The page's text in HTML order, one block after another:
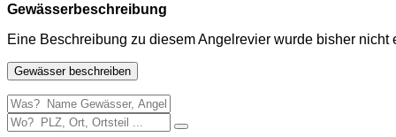
Gewässerbeschreibung
Eine Beschreibung zu diesem Angelrevier wurde bisher nicht
Gewässer beschreiben